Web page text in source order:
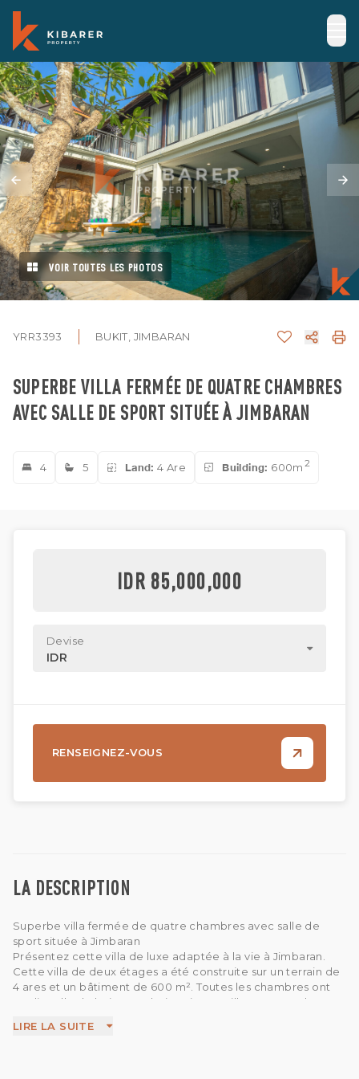
VOIR TOUTES LES PHOTOS
YRR3393 BUKIT, JIMBARAN
SUPERBE VILLA FERMÉE DE QUATRE CHAMBRES
AVEC SALLE DE SPORT SITUÉE À JIMBARAN
4 5 Land: 4 Are Building: 600m 2
LA DESCRIPTION
Superbe villa fermée de quatre chambres avec salle de
sport située à Jimbaran
Présentez cette villa de luxe adaptée à la vie à Jimbaran.
Cette villa de deux étages a été construite sur un terrain de
4 ares et un bâtiment de 600 m². Toutes les chambres ont
AC, lit, salle de bain avec baignoire. La villa comprend un
équipée, une salle d'eau, un bureau, un coin repas fermé,
LIRE LA SUITE
IDR 85,000,000
Devise
IDR
RENSEIGNEZ-VOUS